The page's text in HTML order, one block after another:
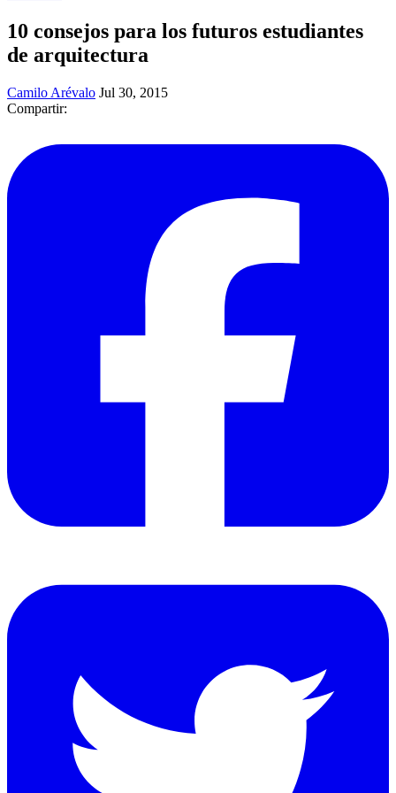
10 consejos para los futuros estudiantes
de arquitectura
Camilo Arévalo Jul 30, 2015
Compartir: